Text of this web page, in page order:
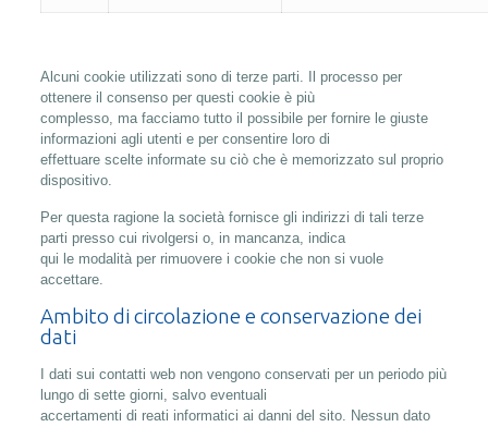
Alcuni cookie utilizzati sono di terze parti. Il processo per
ottenere il consenso per questi cookie è più
complesso, ma facciamo tutto il possibile per fornire le giuste
informazioni agli utenti e per consentire loro di
effettuare scelte informate su ciò che è memorizzato sul proprio
dispositivo.
Per questa ragione la società fornisce gli indirizzi di tali terze
parti presso cui rivolgersi o, in mancanza, indica
qui le modalità per rimuovere i cookie che non si vuole
accettare.
Ambito di circolazione e conservazione dei
dati
I dati sui contatti web non vengono conservati per un periodo più
lungo di sette giorni, salvo eventuali
accertamenti di reati informatici ai danni del sito. Nessun dato